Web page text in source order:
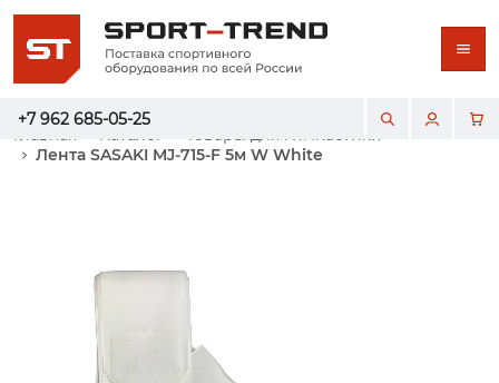
+7 962 685-05-25
Главная Каталог
Товары для гимнастики
Лента SASAKI MJ-715-F 5м W White